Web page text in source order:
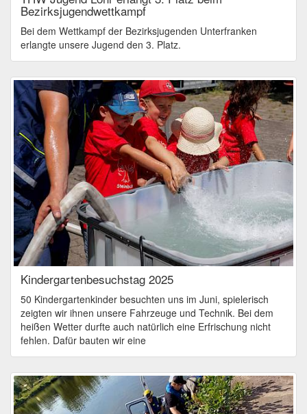
Bezirksjugendwettkampf
Bei dem Wettkampf der Bezirksjugenden Unterfranken
erlangte unsere Jugend den 3. Platz.
Kindergartenbesuchstag 2025
50 Kindergartenkinder besuchten uns im Juni, spielerisch
zeigten wir ihnen unsere Fahrzeuge und Technik. Bei dem
heißen Wetter durfte auch natürlich eine Erfrischung nicht
fehlen. Dafür bauten wir eine